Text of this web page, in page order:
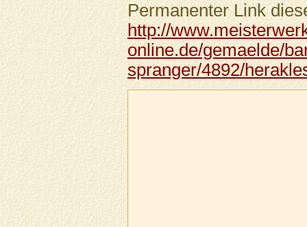
Permanenter Link
http://
online.de/gemaelde/
spranger/4892/